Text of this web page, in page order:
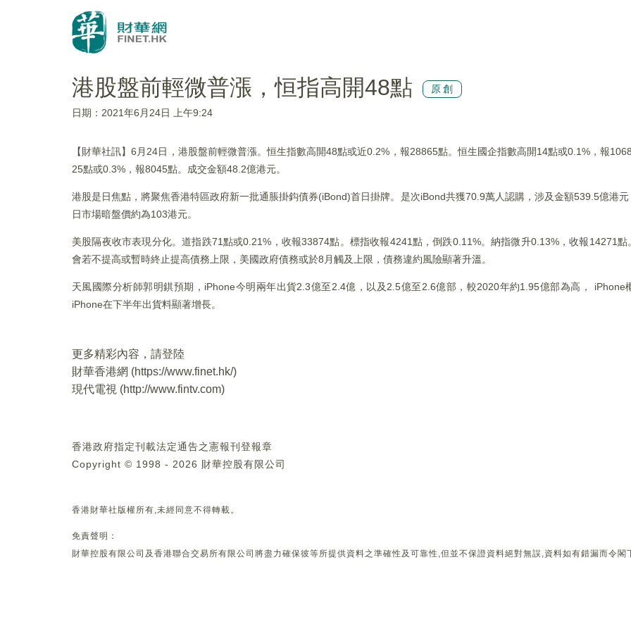
港股盤前輕微普漲，恒指高開48點 原創
日期：2021年6月24日 上午9:24
【財華社訊】6月24日，港股盤前輕微普漲。恒生指數高開48點或近0.2%，報28865點。恒生國企指數高開14點或0.1%，報
25點或0.3%，報8045點。成交金額48.2億港元。
港股是日焦點，將聚焦香港特區政府新一批通脹掛鈎債券(iBond)首日掛牌。是次iBond共獲70.9萬人認購，涉及金額539.5億港
日市場暗盤價約為103港元。
美股隔夜收市表現分化。道指跌71點或0.21%，收報33874點。標指收報4241點，倒跌0.11%。納指微升0.13%，收報14271點
會若不提高或暫時終止提高債務上限，美國政府債務或於8月觸及上限，債務違約風險顯著升溫。
天風國際分析師郭明錤預期，iPhone今明兩年出貨2.3億至2.4億，以及2.5億至2.6億部，較2020年約1.95億部為高， iPhone
iPhone在下半年出貨料顯著增長。
更多精彩內容，請登陸
財華香港網 (https://www.finet.hk/)
現代電視 (http://www.fintv.com)
香港政府指定刊載法定通告之憲報刊登報章
Copyright © 1998 - 2026 財華控股有限公司
香港財華社版權所有,未經同意不得轉載。
免責聲明：
財華控股有限公司及香港聯合交易所有限公司將盡力確保彼等所提供資料之準確性及可靠性,但並不保證資料絕對無誤,資料如有錯漏而令閣